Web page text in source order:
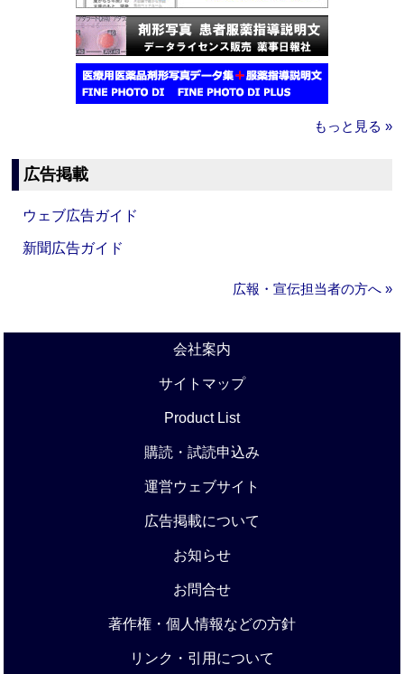
もっと見る »
広告掲載
ウェブ広告ガイド
新聞広告ガイド
広報・宣伝担当者の方へ »
会社案内
サイトマップ
Product List
購読・試読申込み
運営ウェブサイト
広告掲載について
お知らせ
お問合せ
著作権・個人情報などの方針
リンク・引用について